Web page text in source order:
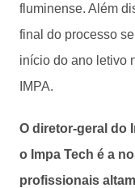
fluminense. Além
final do processo
início do ano letivo
IMPA.
O diretor-geral do
o Impa Tech é a
profissionais